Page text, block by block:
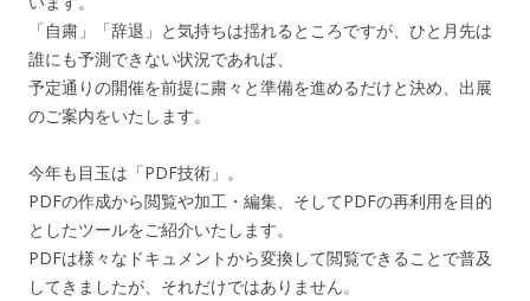
「自粛」「辞退」と気持ちは揺れるところですが、ひと月先は
誰にも予測できない状況であれば、
予定通りの開催を前提に粛々と準備を進めるだけと決め、出展
のご案内をいたします。
今年も目玉は「PDF技術」。
PDFの作成から閲覧や加工・編集、そしてPDFの再利用を目的
としたツールをご紹介いたします。
PDFは様々なドキュメントから変換して閲覧できることで普及
してきましたが、それだけではありません。